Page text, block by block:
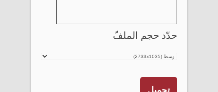
حدّد حجم الملفّ